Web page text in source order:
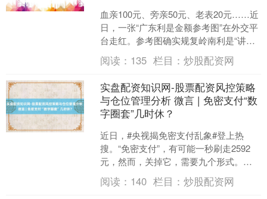
血亲100元、旁亲50元、老表20元……近
日，一张“广东利是金额参考图”在外交平
台走红。参考图确实规复岭南利是“讲心
不讲金”的传统，亦然习气本真对情面攀
比的和睦....
阅读： 135 栏目：炒股配资网
实盘配资知识网-股票配资风控策略
与仓位管理分析 微言 | 免密支付“数
字圈套”几时休？
近日，#央视揭免密支付乱象#登上热
搜。“免密支付”，有可能一秒刷走2592
元，然而，关掉它，需要九个形式。国
度三部门聚拢发布的《互联网平台价钱
动作法规》将于20....
阅读： 140 栏目：炒股配资网